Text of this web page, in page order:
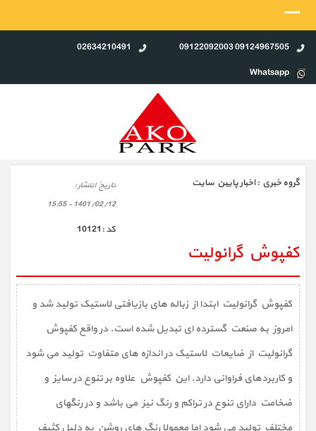
09124967505 09122092003
02634210491
Whatsapp
گروه خبري :اخبار پایین سایت
تاريخ انتشار :
1401/02/12 - 15:55
كد : 10121
کفپوش گرانولیت
کفپوش گرانولیت ابتدا از زباله های بازیافتی لاستیک تولید شد و
امروز به صنعت گسترده ای تبدیل شده است. در واقع کفپوش
گرانولیت از ضایعات لاستیک در اندازه های متفاوت تولید می شود
و کاربردهای فراوانی دارد. این کفپوش علاوه بر تنوع در سایز و
ضخامت دارای تنوع در تراکم و رنگ نیز می باشد و در رنگهای
مختلف تولید می شود اما معمولا رنگ های روشن به دلیل کثیف